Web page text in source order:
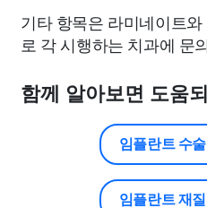
기타 항목은 라미네이트
로 각 시행하는 치과에 문
함께 알아보면 도움
임플란트 수
임플란트 재